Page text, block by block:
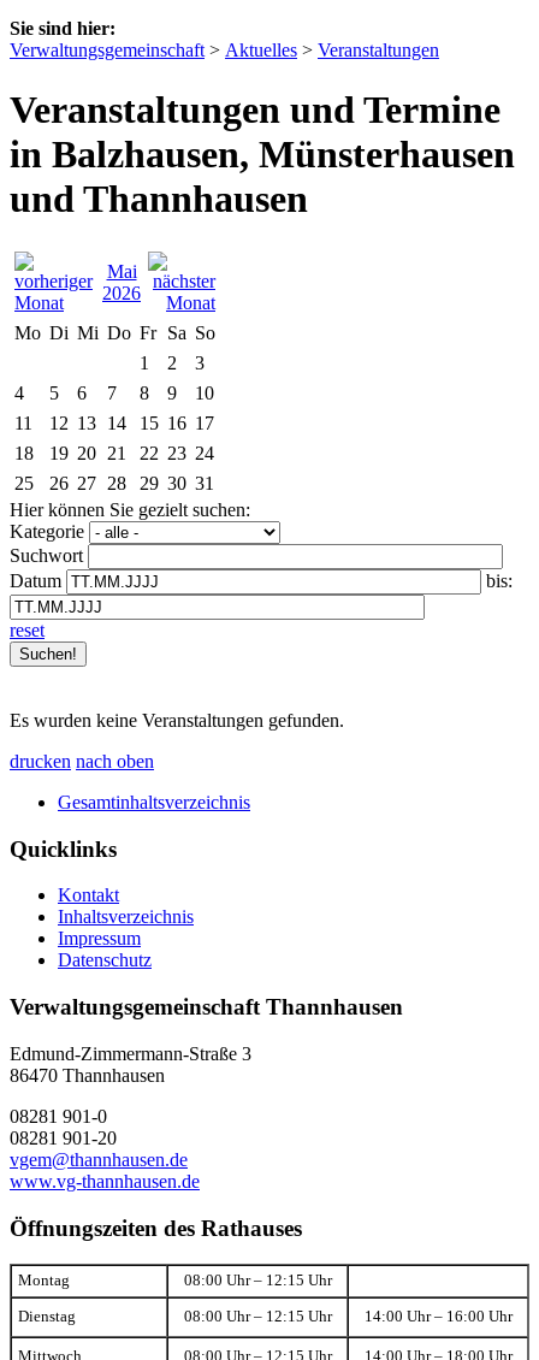
Sie sind hier:
Verwaltungsgemeinschaft > Aktuelles > Veranstaltungen
Veranstaltungen und Termine
in Balzhausen, Münsterhausen
und Thannhausen
Mai
2026
Mo Di Mi Do Fr Sa So
1
2
3
4
5 6 7 8 9
10
11
12 13 14 15 16 17
18
19 20 21 22 23 24
25
26 27 28 29 30 31
Hier können Sie gezielt suchen:
Kategorie
Suchwort
Datum
bis:
reset
Es wurden keine Veranstaltungen gefunden.
drucken nach oben
Gesamtinhaltsverzeichnis
Quicklinks
Kontakt
Inhaltsverzeichnis
Impressum
Datenschutz
Verwaltungsgemeinschaft Thannhausen
Edmund-Zimmermann-Straße 3
86470 Thannhausen
08281 901-0
08281 901-20
vgem@thannhausen.de
www.vg-thannhausen.de
Öffnungszeiten des Rathauses
Montag 08:00 Uhr – 12:15 Uhr
Dienstag 08:00 Uhr – 12:15 Uhr 14:00 Uhr – 16:00 Uhr